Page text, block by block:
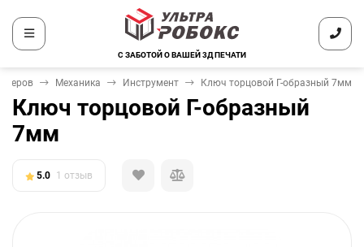
С ЗАБОТОЙ О ВАШЕЙ 3Д ПЕЧАТИ
Механика Инструмент Ключ торцовой Г-образный 7мм
Ключ торцовой Г-образный
7мм
5.0 1 отзыв